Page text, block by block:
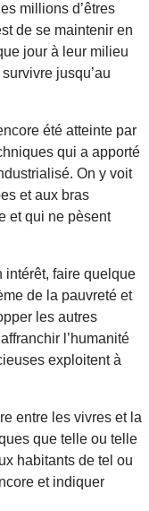
millions d’êtres
de se maintenir en
jour à leur milieu
jusqu’au
été atteinte par
qui a apporté
On y voit
et aux bras
et qui ne pèsent
intérêt, faire quelque
de la pauvreté et
les autres
l’humanité
exploitent à
entre les vivres et la
que telle ou telle
habitants de tel ou
et indiquer